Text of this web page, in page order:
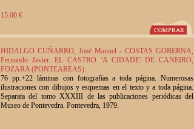
15.00 €
HIDALGO CUÑARRO, José Manuel - COSTAS GOBERNA,
Fernando Javier. EL CASTRO 'A CIDADE' DE CANEIRO,
FOZARA (PONTEAREAS).
76 pp.+22 láminas con fotografías a toda página. Numerosas
ilustraciones con dibujos y esquemas en el texto y a toda página.
Separata del tomo XXXIII de las publicaciones periódicas del
Museo de Pontevedra. Pontevedra, 1979.